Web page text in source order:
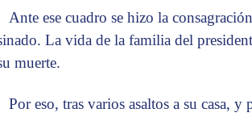
Ante ese cuadro se hizo la
La vida de la familia del
muerte.
Por eso, tras varios asaltos a su casa,